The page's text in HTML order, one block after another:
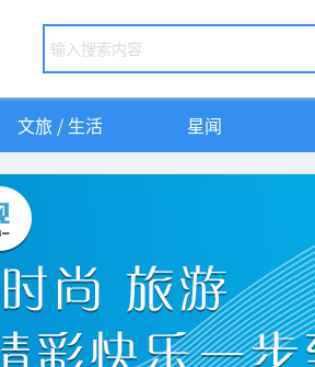
文旅 / 生活 星闻